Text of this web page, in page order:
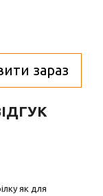
зараз
як для